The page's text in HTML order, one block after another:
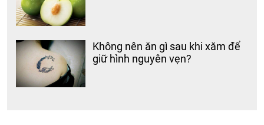
Không nên ăn gì sau khi xăm để
giữ hình nguyên vẹn?